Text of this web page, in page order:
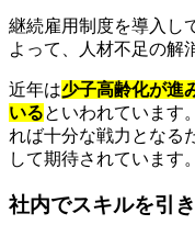
継続雇用制度を導入し
よって、人材不足の解
近年は少子高齢化が進
いるといわれています
れば十分な戦力となる
して期待されています。
社内でスキルを引